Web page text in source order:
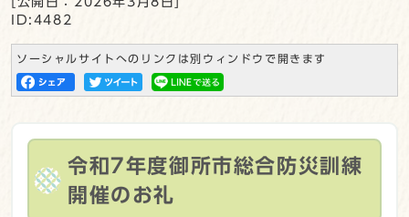
ID:4482
ソーシャルサイトへのリンクは別ウィンドウで開きます
令和7年度御所市総合防災訓練
開催のお礼